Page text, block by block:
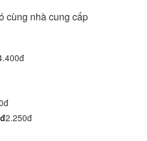
cùng nhà cung cấp
2.250đ